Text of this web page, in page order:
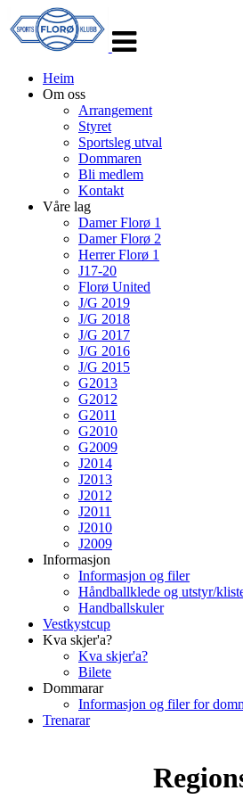
navigasjon
Heim
Om oss
Arrangement
Styret
Sportsleg utval
Dommaren
Bli medlem
Kontakt
Våre lag
Damer Florø 1
Damer Florø 2
Herrer Florø 1
J17-20
Florø United
J/G 2019
J/G 2018
J/G 2017
J/G 2016
J/G 2015
G2013
G2012
G2011
G2010
G2009
J2014
J2013
J2012
J2011
J2010
J2009
Informasjon
Informasjon og filer
Håndballklede og utstyr/
Handballskuler
Vestkystcup
Kva skjer'a?
Kva skjer'a?
Bilete
Dommarar
Informasjon og filer for
Trenarar